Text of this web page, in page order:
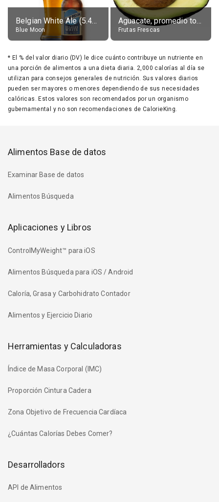
Belgian White Ale (5.4% alc.)
Blue Moon
Aguacate, promedio todos variedades, crudo
Frutas Frescas
* El % del valor diario (DV) le dice cuánto contribuye un nutriente en
una porción de alimentos a una dieta diaria. 2,000 calorías al día se
utilizan para consejos generales de nutrición. Sus valores diarios
pueden ser mayores o menores dependiendo de sus necesidades
calóricas. Estos valores son recomendados por un organismo
gubernamental y no son recomendaciones de CalorieKing.
Alimentos Base de datos
Examinar Base de datos
Alimentos Búsqueda
Aplicaciones y Libros
ControlMyWeight™ para iOS
Alimentos Búsqueda para iOS / Android
Caloría, Grasa y Carbohidrato Contador
Alimentos y Ejercicio Diario
Herramientas y Calculadoras
Índice de Masa Corporal (IMC)
Proporción Cintura Cadera
Zona Objetivo de Frecuencia Cardíaca
¿Cuántas Calorías Debes Comer?
Desarrolladors
API de Alimentos